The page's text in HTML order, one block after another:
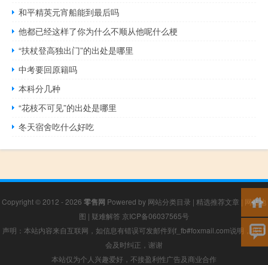
和平精英元宵船能到最后吗
他都已经这样了你为什么不顺从他呢什么梗
“扶杖登高独出门”的出处是哪里
中考要回原籍吗
本科分几种
“花枝不可见”的出处是哪里
冬天宿舍吃什么好吃
Copyright © 2012 - 2026 零售网 Powered by 网站分类目录 | 精选推荐文章 | 网站地
图 | 疑难解答 京ICP备06037565号
声明：本站内容来自互联网，如信息有错误可发邮件到f_fb#foxmail.com说明，我们
会及时纠正，谢谢
本站仅为个人兴趣爱好，不接盈利性广告及商业合作